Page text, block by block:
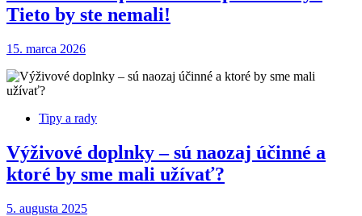
Tieto by ste nemali!
15. marca 2026
Tipy a rady
Výživové doplnky – sú naozaj účinné a
ktoré by sme mali užívať?
5. augusta 2025